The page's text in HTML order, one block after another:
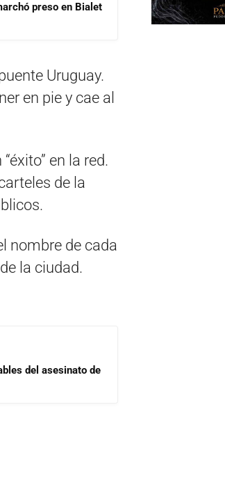
preso en Bialet
Uruguay.
en pie y cae al
en la red.
de la
nombre de cada
la ciudad.
del asesinato de